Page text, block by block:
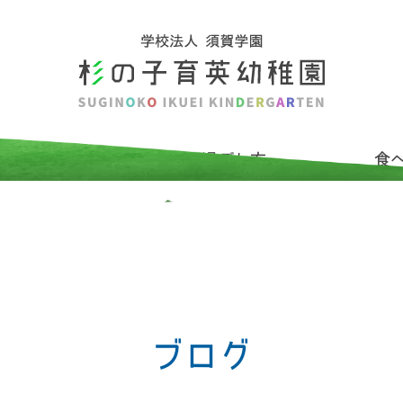
杉の子の過ごし方 食
ブログ